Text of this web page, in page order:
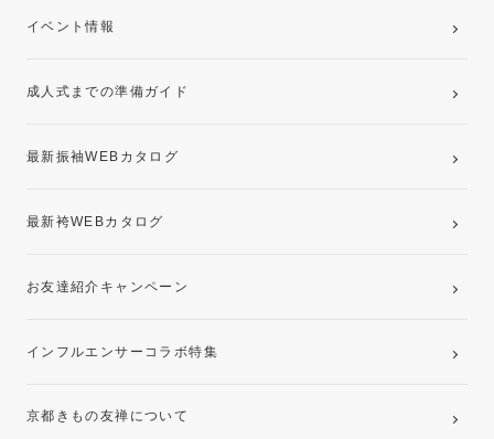
卒業袴レンタルプラン
イベント情報
成人式までの準備ガイド
最新振袖WEBカタログ
最新袴WEBカタログ
お友達紹介キャンペーン
インフルエンサーコラボ特集
京都きもの友禅について